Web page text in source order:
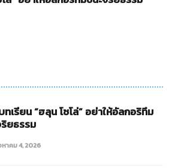
เรียน “ฮลุน โซโล่” อย่าให้อัลกอริทึม
ยธรรม
าคม 4, 2026